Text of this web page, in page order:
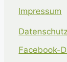
Impressum
Facebook-